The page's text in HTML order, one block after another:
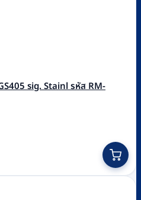
sig. Stainl รหัส RM-